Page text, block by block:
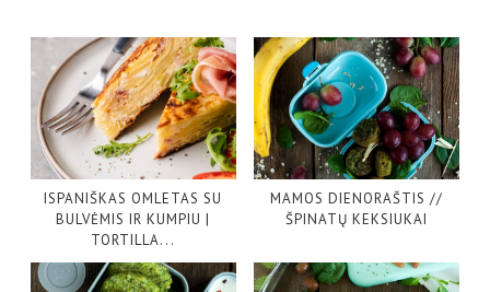
ISPANIŠKAS OMLETAS SU
BULVĖMIS IR KUMPIU |
TORTILLA...
MAMOS DIENORAŠTIS //
ŠPINATŲ KEKSIUKAI